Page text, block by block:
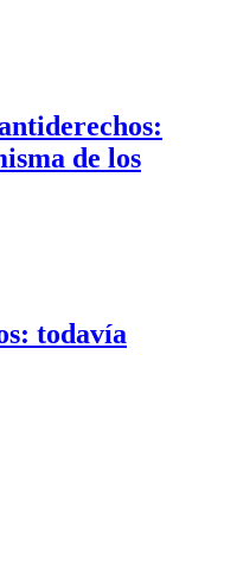
de los
todavía